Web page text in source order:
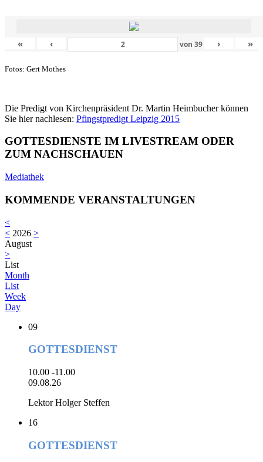
« ‹ von39 › »
Fotos: Gert Mothes
Die Predigt von Kirchenpräsident Dr. Martin Heimbucher können
Sie hier nachlesen: Pfingstpredigt Leipzig 2015
GOTTESDIENSTE IM LIVESTREAM ODER
ZUM NACHSCHAUEN
Mediathek
KOMMENDE VERANSTALTUNGEN
<
< 2026 >
August
>
List
Month
List
Week
Day
09
GOTTESDIENST
10.00 -11.00
09.08.26
Lektor Holger Steffen
16
GOTTESDIENST